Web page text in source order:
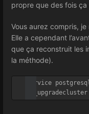
propre que des fois
Vous aurez compris,
Elle a cependant
que ça reconstruit les
la méthode).
service